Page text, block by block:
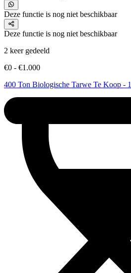
Deze functie is nog niet beschikbaar
Deze functie is nog niet beschikbaar
2 keer gedeeld
€0 - €1.000
400 Ton Biologische Tarwe Te Koop -